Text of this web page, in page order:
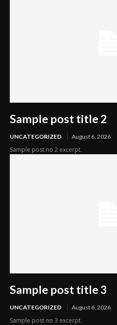
Sample post title 2
UNCATEGORIZED August 6, 2026
Sample post no 2 excerpt.
Sample post title 3
UNCATEGORIZED August 6, 2026
Sample post no 3 excerpt.